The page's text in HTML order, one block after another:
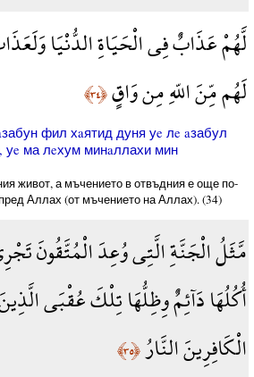
لَّهُمْ عَذَابٌ فِي الْحَيَاةِ الدُّنْيَا
لَهُم مِّنَ اللّهِ مِن وَاقٍ﴿٣٤﴾
фил хaятид дуня уe лe aзабул
уe ма лeхум минaллахи мин
живот, а мъчението в отвъдния е още по-
Аллах (от мъчението на Аллах). (34)
مَّثَلُ الْجَنَّةِ الَّتِي وُعِدَ الْمُتَّقُونَ
أُكُلُهَا دَآئِمٌ وِظِلُّهَا تِلْكَ عُقْبَى
الْكَافِرِينَ النَّارُ﴿٣٥﴾